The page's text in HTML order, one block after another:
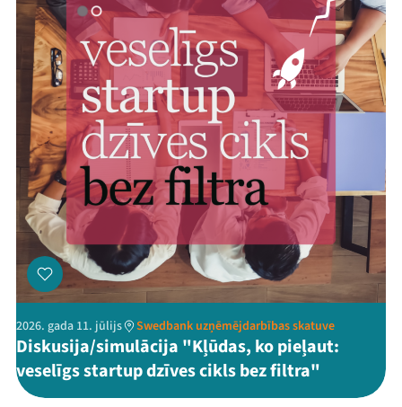
2026. gada 11. jūlijs Swedbank uzņēmējdarbības skatuve
Diskusija/simulācija "Kļūdas, ko pieļaut:
veselīgs startup dzīves cikls bez filtra"